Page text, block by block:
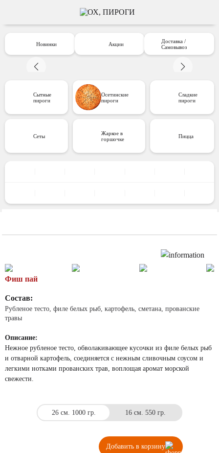
Новинки Акции
Доставка /
Самовывоз
Сытные
пироги
Сладкие
пироги
Осетинские
пироги
Сеты
Жаркое в
горшочке
Пицца
Фиш пай
Состав:
Рубленое тесто, филе белых рыб, картофель, сметана, прованские
травы
Описание:
Нежное рубленое тесто, обволакивающее кусочки из филе белых рыб
и отварной картофель, соединяется с нежным сливочным соусом и
легкими нотками прованских трав, воплощая аромат морской
свежести.
26 см. 1000 гр. 16 см. 550 гр.
Количество
Добавить в корзину